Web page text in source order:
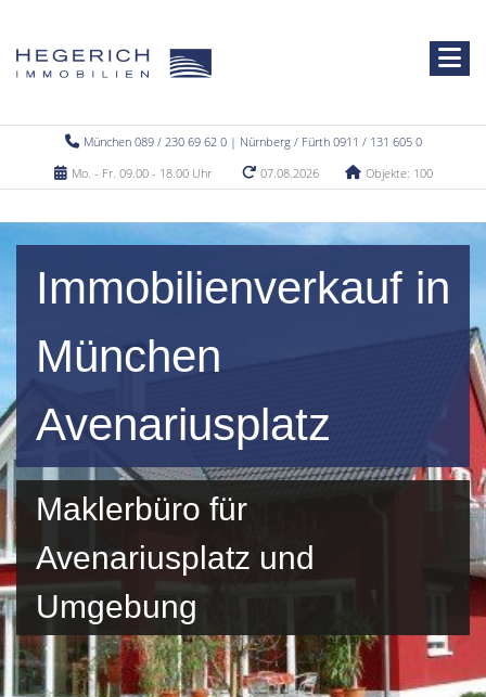
München 089 / 230 69 62 0 | Nürnberg / Fürth 0911 / 131 605 0
Mo. - Fr. 09.00 - 18.00 Uhr
07.08.2026 Objekte: 100
Immobilienverkauf in
München
Avenariusplatz
Maklerbüro für
Avenariusplatz und
Umgebung